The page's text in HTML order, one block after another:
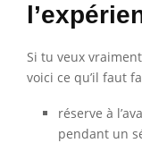
Si tu veux
voici ce qu’il faut
réserve à
pendant un